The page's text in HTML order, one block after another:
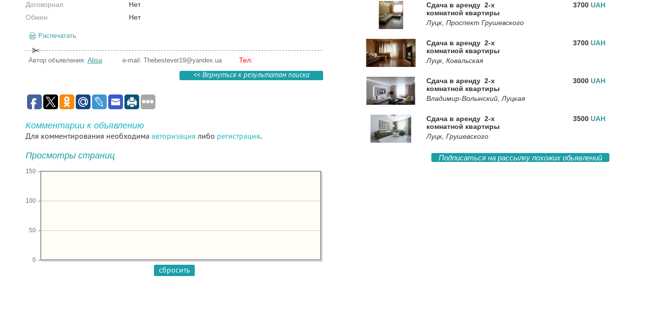
Договорная
Нет
Обмен
Нет
Распечатать
Автор объявления: Alisa e-mail: Thebestever19@yandex.ua Тел:
<< Вернуться к результатам поиска
Комментарии к объявлению
Для комментирования необходима авторизация либо регистрация.
Просмотры страниц
0
50
100
150
сбросить
Сдача в аренду 2-х
комнатной квартиры
Луцк, Проспект Грушевского
3700 UAH
Сдача в аренду 2-х
комнатной квартиры
Луцк, Ковальская
3700 UAH
Сдача в аренду 2-х
комнатной квартиры
Владимир-Волынский, Луцкая
3000 UAH
Сдача в аренду 2-х
комнатной квартиры
Луцк, Грушевского
3500 UAH
Подписаться на рассылку похожих обьявлений